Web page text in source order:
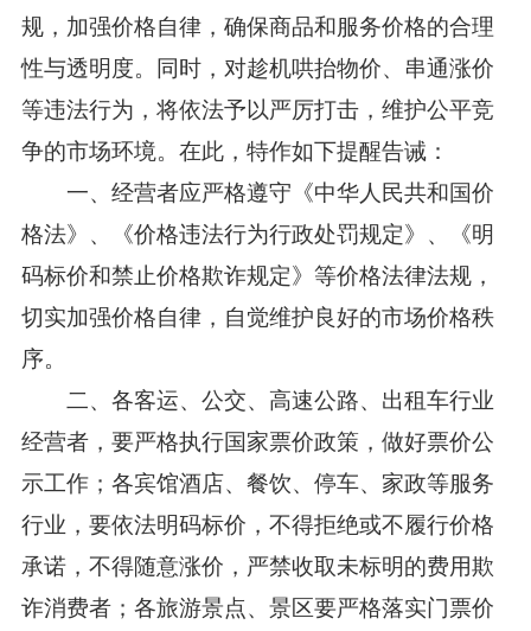
规，加强价格自律，确保商品和服务价格的合理
性与透明度。同时，对趁机哄抬物价、串通涨价
等违法行为，将依法予以严厉打击，维护公平竞
争的市场环境。在此，特作如下提醒告诫：
一、经营者应严格遵守《中华人民共和国价
格法》、《价格违法行为行政处罚规定》、《明
码标价和禁止价格欺诈规定》等价格法律法规，
切实加强价格自律，自觉维护良好的市场价格秩
序。
二、各客运、公交、高速公路、出租车行业
经营者，要严格执行国家票价政策，做好票价公
示工作；各宾馆酒店、餐饮、停车、家政等服务
行业，要依法明码标价，不得拒绝或不履行价格
承诺，不得随意涨价，严禁收取未标明的费用欺
诈消费者；各旅游景点、景区要严格落实门票价